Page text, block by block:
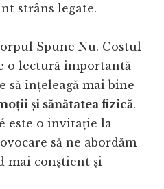
strâns legate.
Spune Nu. Costul
o lectură importantă
să înțeleagă mai bine
și sănătatea fizică.
este o invitație la
să ne abordăm
mai conștient și